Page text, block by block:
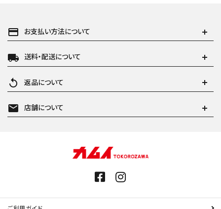
payment お支払い方法について
local_shipping 送料・配送について
replay 返品について
mail 店舗について